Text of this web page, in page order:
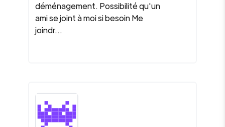
déménagement. Possibilité qu'un
ami se joint à moi si besoin Me
joindr...